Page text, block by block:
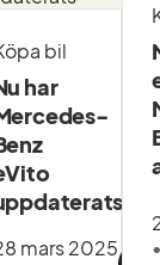
bil
har
mars 2025